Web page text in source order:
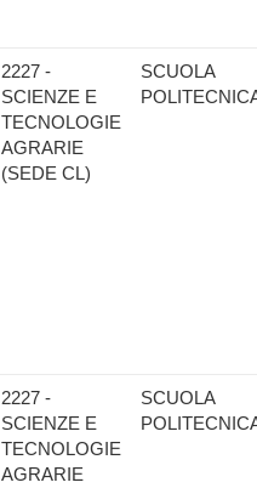
2227 -
SCIENZE E
TECNOLOGIE
AGRARIE
(SEDE CL)
SCUOLA
2227 -
SCIENZE E
TECNOLOGIE
AGRARIE
SCUOLA